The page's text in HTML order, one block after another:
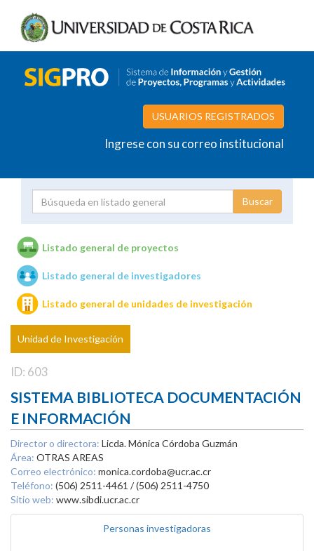
USUARIOS REGISTRADOS
Ingrese con su correo institucional
Unidades de investigación
Listado general de proyectos
Listado general de investigadores
Listado general de unidades de investigación
Unidad de Investigación
ID: 603
SISTEMA BIBLIOTECA DOCUMENTACIÓN
E INFORMACIÓN
Director o directora: Licda. Mónica Córdoba Guzmán
Área: OTRAS AREAS
Correo electrónico: monica.cordoba@ucr.ac.cr
Teléfono: (506) 2511-4461 / (506) 2511-4750
Sitio web: www.sibdi.ucr.ac.cr
Personas investigadoras